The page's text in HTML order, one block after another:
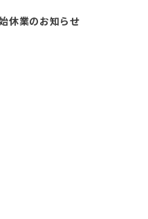
休業のお知らせ